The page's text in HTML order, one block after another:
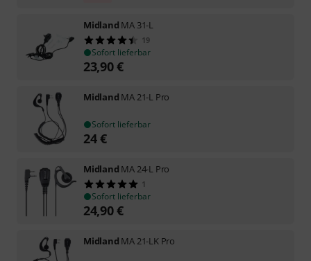
Midland MA 31-L
19
Sofort lieferbar
23,90€
Midland MA 21-L Pro
Sofort lieferbar
24€
Midland MA 24-L Pro
1
Sofort lieferbar
24,90€
Midland MA 21-LK Pro